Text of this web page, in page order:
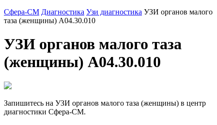
Сфера-СМ Диагностика Узи диагностика УЗИ органов малого
таза (женщины) А04.30.010
УЗИ органов малого таза
(женщины) А04.30.010
Запишитесь на УЗИ органов малого таза (женщины) в центр
диагностики Сфера-СМ.